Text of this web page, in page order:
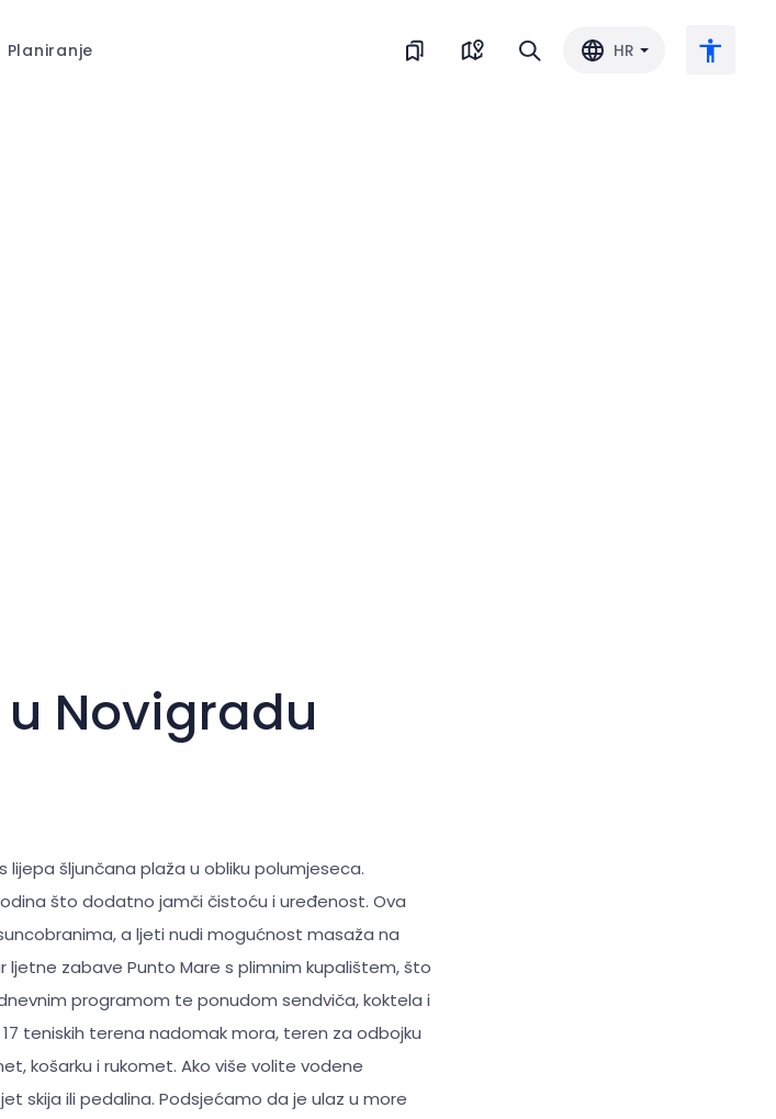
Planiranje HR
Novigradu
lijepa šljunčana plaža u obliku polumjeseca.
što dodatno jamči čistoću i uređenost. Ova
a ljeti nudi mogućnost masaža na
zabave Punto Mare s plimnim kupalištem, što
programom te ponudom sendviča, koktela i
teniskih terena nadomak mora, teren za odbojku
košarku i rukomet. Ako više volite vodene
skija ili pedalina. Podsjećamo da je ulaz u more